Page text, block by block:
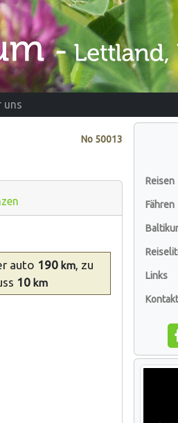
uns
No 50013
auto 190 km , zu
10km
Reisen
Fähren
Links
Kontakt